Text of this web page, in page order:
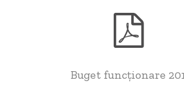
Buget funcționare